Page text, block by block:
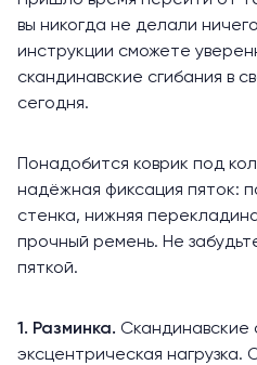
вы никогда не делали
инструкции сможете
скандинавские сгибания в
сегодня.
Понадобится коврик под
надёжная фиксация пяток:
стенка, нижняя
прочный ремень. Не
пяткой.
1. Разминка. Скандинавские
эксцентрическая нагрузка.